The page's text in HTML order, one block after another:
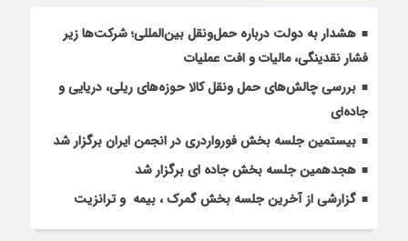
ستاد
ملی
ترانزیت
است
هشدار به دولت درباره حمل‌ونقل بین‌المللی؛ شرکت‌ها زیر
فشار نقدینگی، مالیات و افت عملیات
بررسی چالش‌های حمل ونقل کالا حوزه‌های ریلی، دریایی و
جاده‌ای
بیستمین جلسه بخش فورواردری در انجمن ایران برگزار شد
هجدهمین جلسه بخش جاده ای برگزار شد
گزارشی از آخرین جلسه بخش گمرک ، بیمه و ترانزیت